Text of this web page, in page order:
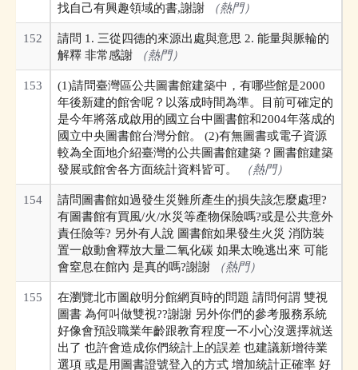
找自己有興趣領域的書,謝謝
（熱門）
152
請問 1. 三從四德的來源出處與意思 2. 能量與脈輪的
解釋 非常感謝
（熱門）
153
(1)請問臺灣區公共圖書館建築中，有哪些館是2000
年後新建的館舍呢？以落成時間為準。目前可確定的
是今年將落成啟用的國立台中圖書館和2004年落成的
國立中央圖書館台灣分館。 (2)有無圖書或電子資源
較為全面地介紹臺灣的公共圖書館建築？圖書館建築
發展或館舍各方面統計資料皆可。
（熱門）
154
請問圖書館如過發生災難所產生的損失該怎麼處理?
有圖書館有買風/火/水災等產物保險嗎?或是公共意外
責任險等? 另外有人說 圖書館如果發生火災 消防裝
置一啟動會釋放大量二氧化碳 如果太晚逃出來 可能
會窒息在館內 是真的嗎?謝謝
（熱門）
155
在瀏覽北市圖啟明分館網頁時的問題 請問何謂 雙視
圖書 為何叫做雙視??謝謝 另外你們的參考服務系統
好像會預設職業年齡跟教育程度一不小心沒選擇就送
出了 也許會造成你們統計上的誤差 也建議新增待業
選項 或是用圖書證號登入的方式 增加統計正確率 好